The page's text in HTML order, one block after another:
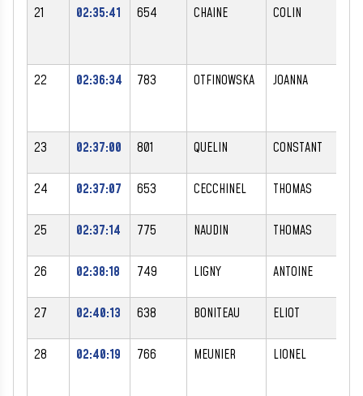
21 02:35:41 654 CHAINE COLIN
22 02:36:34 783 OTFINOWSKA JOANNA
23 02:37:00 801 QUELIN CONSTANT
24 02:37:07 653 CECCHINEL THOMAS
25 02:37:14 775 NAUDIN THOMAS
26 02:38:18 749 LIGNY ANTOINE
27 02:40:13 638 BONITEAU ELIOT
28 02:40:19 766 MEUNIER LIONEL